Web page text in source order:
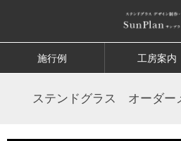
施行例 工房案内
ステンドグラス オーダ